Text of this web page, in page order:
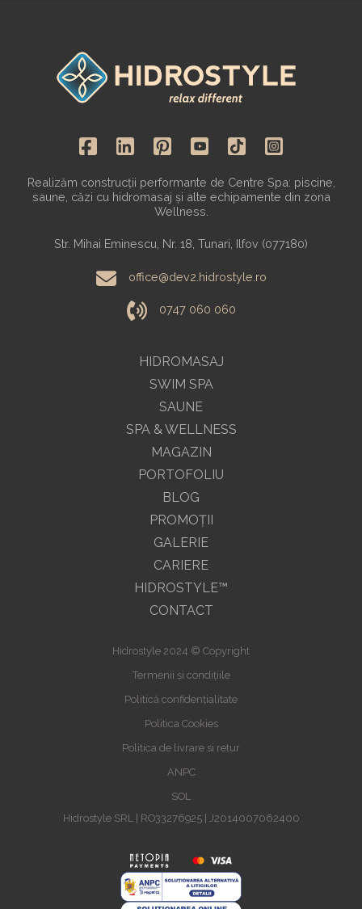
HIDROMASAJ
SWIM SPA
SAUNE
SPA & WELLNESS
MAGAZIN
Realizăm construcții performante de Centre Spa: piscine,
saune, căzi cu hidromasaj și alte echipamente din zona
Wellness.
Str. Mihai Eminescu, Nr. 18, Tunari, Ilfov (077180)
office@dev2.hidrostyle.ro
0747 060 060
PORTOFOLIU
BLOG
PROMOŢII
GALERIE
CARIERE
HIDROSTYLE™
CONTACT
Hidrostyle 2024 © Copyright
Termenii și condițiile
Politică confidențialitate
Politica Cookies
Politica de livrare si retur
ANPC
SOL
Hidrostyle SRL | RO33276925 | J2014007062400